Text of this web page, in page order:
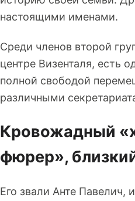
настоящими именами.
Среди членов второй
центре Визенталя, есть
полной свободой
различными
Кровожадный
фюрер»,
Его звали Анте Павелич,